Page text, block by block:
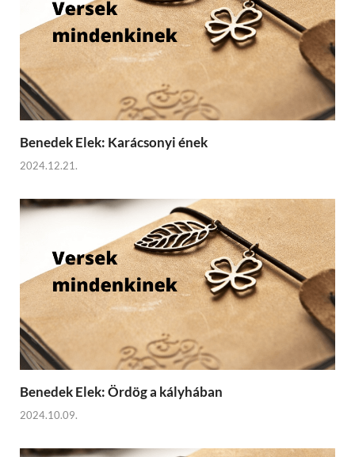
Benedek Elek: Karácsonyi ének
2024.12.21.
Benedek Elek: Ördög a kályhában
2024.10.09.